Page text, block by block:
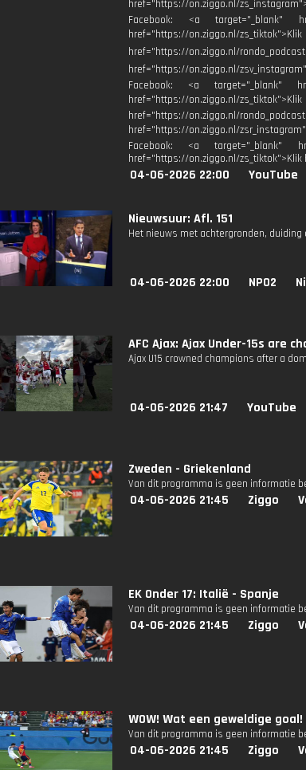
href="https://on.ziggo.nl/
Facebook: <a target="_blank"
href="https://on.ziggo.nl/
href="https://on.ziggo.nl/
href="https://on.ziggo.nl/
Facebook: <a target="_blank"
href="https://on.ziggo.nl/
href="https://on.ziggo.nl/
href="https://on.ziggo.nl/
Facebook: <a target="_blank"
href="https://on.ziggo.nl/zs_tiktok">Klik
04-06-2026 22:00 YouTube
Nieuwsuur: Afl. 151
Het nieuws met achtergronden, duiding
04-06-2026 22:00 NPO2
AFC Ajax: Ajax Under-15s are
Ajax U15 crowned champions after a
04-06-2026 21:47 YouTube
Zweden - Griekenland
Van dit programma is geen informatie
04-06-2026 21:45 Ziggo
EK Onder 17: Italië - Spanje
Van dit programma is geen informatie
04-06-2026 21:45 Ziggo
WOW! Wat een geweldige goal!
Van dit programma is geen informatie
04-06-2026 21:45 Ziggo